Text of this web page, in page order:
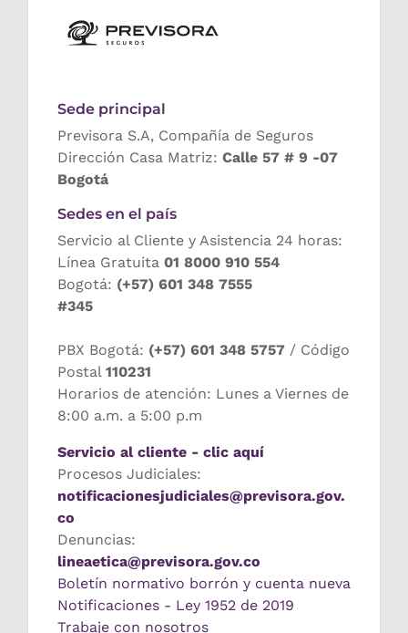
Sede principal
Previsora S.A, Compañía de Seguros
Dirección Casa Matriz: Calle 57 # 9 -07
Bogotá
Sedes en el país
Servicio al Cliente y Asistencia 24 horas:
Línea Gratuita 01 8000 910 554
Bogotá: (+57) 601 348 7555
#345
PBX Bogotá: (+57) 601 348 5757 / Código
Postal 110231
Horarios de atención: Lunes a Viernes de
8:00 a.m. a 5:00 p.m
Servicio al cliente - clic aquí
Procesos Judiciales:
notificacionesjudiciales@previsora.gov.
co
Denuncias:
lineaetica@previsora.gov.co
Boletín normativo borrón y cuenta nueva
Notificaciones - Ley 1952 de 2019
Trabaje con nosotros